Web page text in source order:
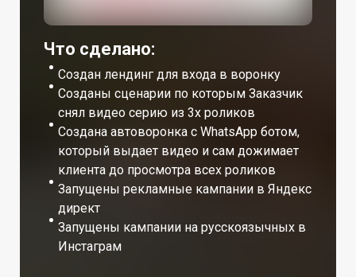
Что сделано:
Создан лендинг для входа в воронку
Созданы сценарии по которым Заказчик
снял видео серию из 3х роликов
Создана автоворонка с WhatsApp ботом,
который выдает видео и сам дожимает
клиента до просмотра всех роликов
Запущены рекламные кампании в Яндекс
директ
Запущены кампании на русскоязычных в
Инстаграм